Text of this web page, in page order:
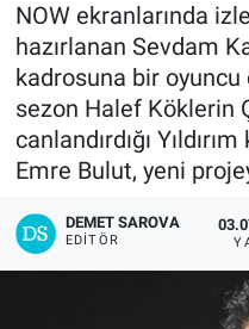
NOW ekranlarında
hazırlanan Sevdam
kadrosuna bir oyuncu
sezon Halef Köklerin
canlandırdığı
Emre Bulut, yeni
DEMET SAROVA
EDITÖR
ÖZEL HABER
Keşfet
ASTROLOJİ
RESMİ İLANLAR